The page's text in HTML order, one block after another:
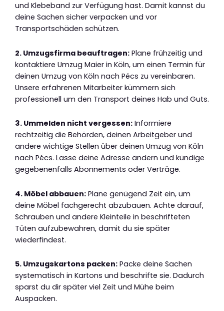
und Klebeband zur Verfügung hast. Damit kannst du
deine Sachen sicher verpacken und vor
Transportschäden schützen.
2. Umzugsfirma beauftragen: Plane frühzeitig und
kontaktiere Umzug Maier in Köln, um einen Termin für
deinen Umzug von Köln nach Pécs zu vereinbaren.
Unsere erfahrenen Mitarbeiter kümmern sich
professionell um den Transport deines Hab und Guts.
3. Ummelden nicht vergessen: Informiere
rechtzeitig die Behörden, deinen Arbeitgeber und
andere wichtige Stellen über deinen Umzug von Köln
nach Pécs. Lasse deine Adresse ändern und kündige
gegebenenfalls Abonnements oder Verträge.
4. Möbel abbauen: Plane genügend Zeit ein, um
deine Möbel fachgerecht abzubauen. Achte darauf,
Schrauben und andere Kleinteile in beschrifteten
Tüten aufzubewahren, damit du sie später
wiederfindest.
5. Umzugskartons packen: Packe deine Sachen
systematisch in Kartons und beschrifte sie. Dadurch
sparst du dir später viel Zeit und Mühe beim
Auspacken.